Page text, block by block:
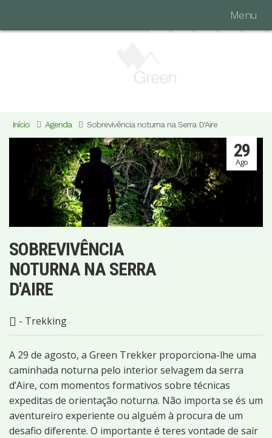
Menu
Início Agenda Sobrevivência noturna na Serra D'Aire
SOBREVIVÊNCIA
NOTURNA NA SERRA
D'AIRE
29
Ago
- Trekking
A 29 de agosto, a Green Trekker proporciona-lhe uma
caminhada noturna pelo interior selvagem da serra
d’Aire, com momentos formativos sobre técnicas
expeditas de orientação noturna. Não importa se és um
aventureiro experiente ou alguém à procura de um
desafio diferente. O importante é teres vontade de sair